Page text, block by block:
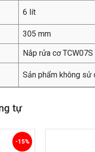
6 lít
305 mm
Nắp rửa cơ TCW07S
Sản phẩm không sử
tự
-15%